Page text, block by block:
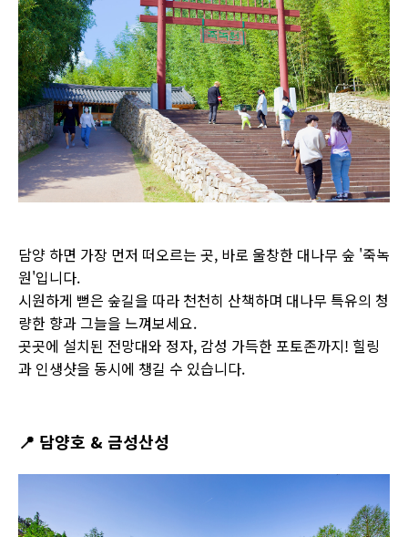
담양 하면 가장 먼저 떠오르는 곳, 바로 울창한 대나무 숲 '죽녹
원'입니다.
시원하게 뻗은 숲길을 따라 천천히 산책하며 대나무 특유의 청
량한 향과 그늘을 느껴보세요.
곳곳에 설치된 전망대와 정자, 감성 가득한 포토존까지! 힐링
과 인생샷을 동시에 챙길 수 있습니다.
📍 담양호 & 금성산성